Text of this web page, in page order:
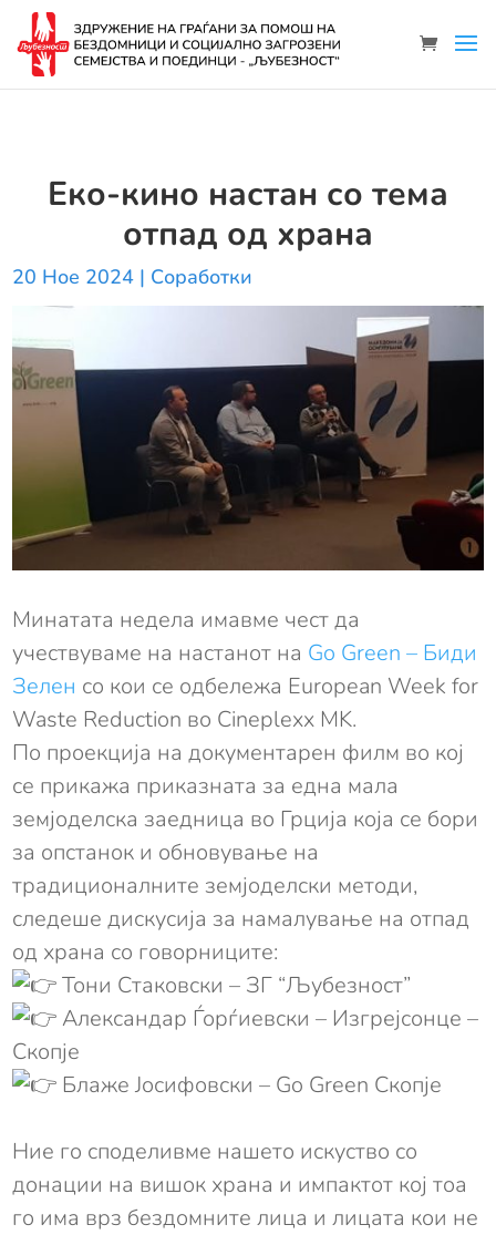
Еко-кино настан со тема
отпад од храна
20 Ное 2024 | Соработки
Минатата недела имавме чест да
учествуваме на настанот на Go Green – Биди
Зелен со кои се одбележа European Week for
Waste Reduction во Cineplexx MK.
По проекција на документарен филм во кој
се прикажа приказната за една мала
земјоделска заедница во Грција која се бори
за опстанок и обновување на
традиционалните земјоделски методи,
следеше дискусија за намалување на отпад
од храна со говорниците:
Тони Стаковски – ЗГ “Љубезност”
Александар Ѓорѓиевски – Изгрејсонце –
Скопје
Блаже Јосифовски – Go Green Скопје
Ние го споделивме нашето искуство со
донации на вишок храна и импактот кој тоа
го има врз бездомните лица и лицата кои не